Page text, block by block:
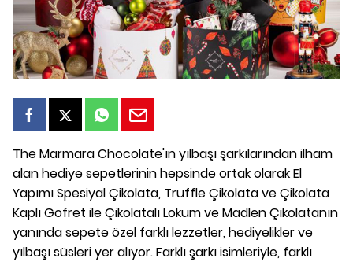
The Marmara Chocolate'ın yılbaşı şarkılarından ilham
alan hediye sepetlerinin hepsinde ortak olarak El
Yapımı Spesiyal Çikolata, Truffle Çikolata ve Çikolata
Kaplı Gofret ile Çikolatalı Lokum ve Madlen Çikolatanın
yanında sepete özel farklı lezzetler, hediyelikler ve
yılbaşı süsleri yer alıyor. Farklı şarkı isimleriyle, farklı